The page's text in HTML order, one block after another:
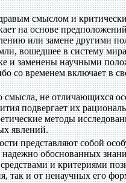
смыслом и
на основе
или замене другими
вошедшее в систему
и заменены научными
со временем включает в
смысла, не отличающихся
подвергает их
методы
явлений.
представляют собой
обоснованных
и критериями
так и от ненаучных его